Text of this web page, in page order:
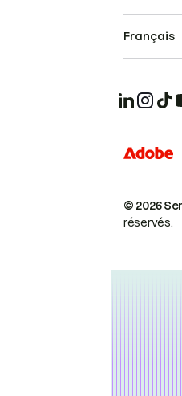
© 2026
réservés.
Français